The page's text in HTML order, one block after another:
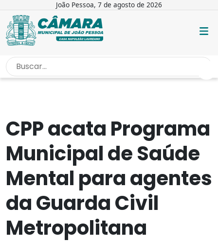
João Pessoa, 7 de agosto de 2026
INÍCIO / NOTÍCIAS
CPP acata Programa
Municipal de Saúde
Mental para agentes
da Guarda Civil
Metropolitana